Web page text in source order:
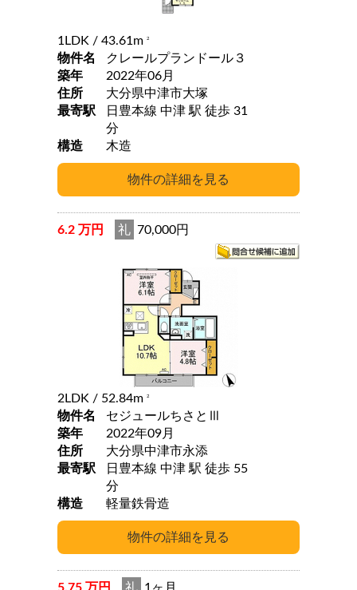
1LDK / 43.61m 2
物件名
クレールプランドール３
築年
2022年06月
住所
大分県中津市大塚
最寄駅
日豊本線 中津 駅 徒歩 31
分
構造
木造
6.2 万円 礼 70,000円
2LDK / 52.84m 2
物件名
セジュールちさとⅢ
築年
2022年09月
住所
大分県中津市永添
最寄駅
日豊本線 中津 駅 徒歩 55
分
構造
軽量鉄骨造
5.75 万円 礼 1ヶ月